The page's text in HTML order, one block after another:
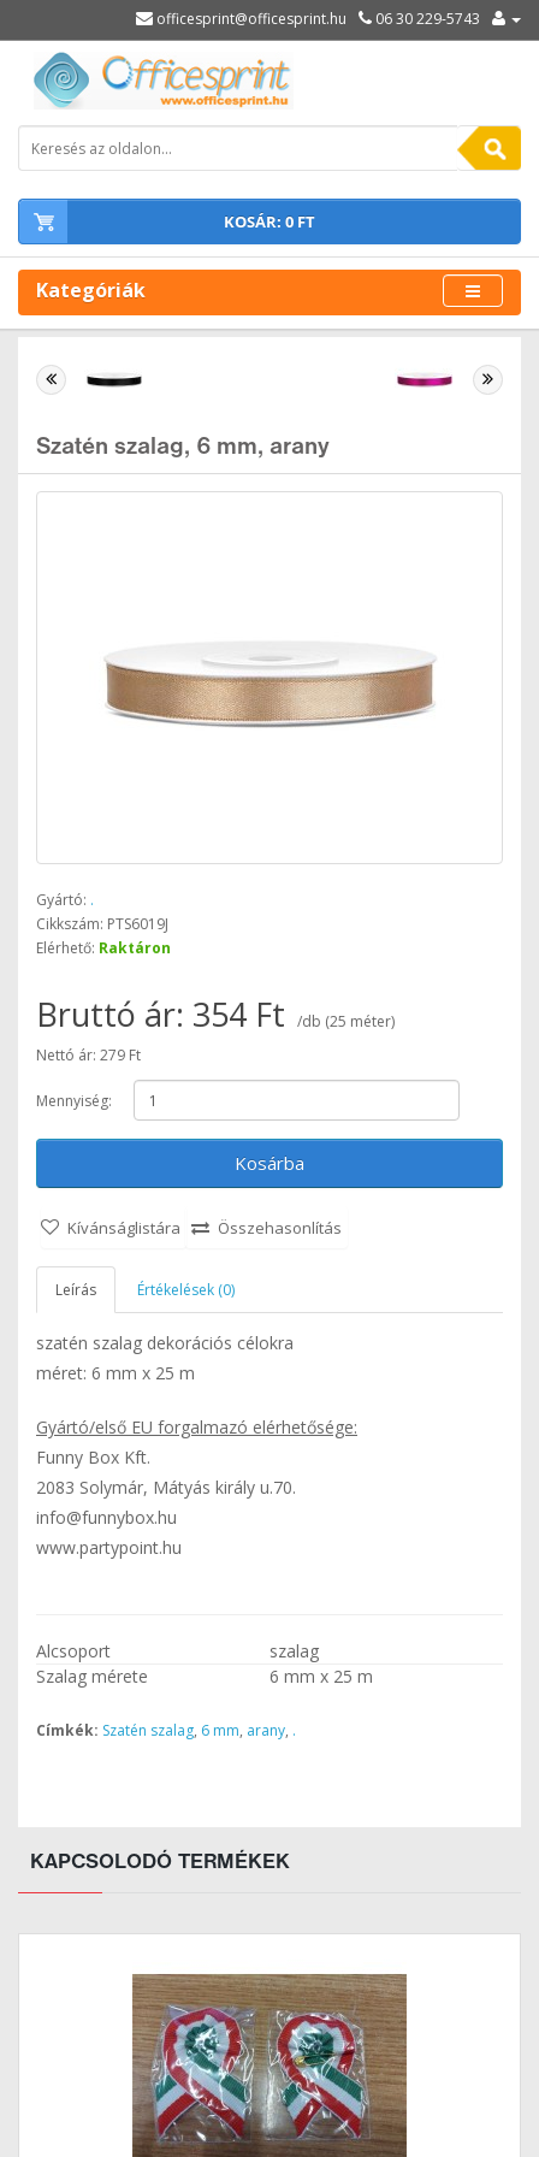
officesprint@officesprint.hu 06 30 229-5743
KOSÁR: 0 FT
Kategóriák
Szatén szalag, 6 mm, arany
Gyártó: .
Cikkszám: PTS6019J
Elérhető: Raktáron
Bruttó ár: 354 Ft
/db (25 méter)
Nettó ár: 279 Ft
Mennyiség:
Kosárba
Kívánságlistára Összehasonlítás
Leírás Értékelések (0)
szatén szalag dekorációs célokra
méret: 6 mm x 25 m
Gyártó/első EU forgalmazó elérhetősége:
Funny Box Kft.
2083 Solymár, Mátyás király u.70.
info@funnybox.hu
www.partypoint.hu
Alcsoport
szalag
Szalag mérete
6 mm x 25 m
Címkék: Szatén szalag, 6 mm, arany, .
KAPCSOLODÓ TERMÉKEK